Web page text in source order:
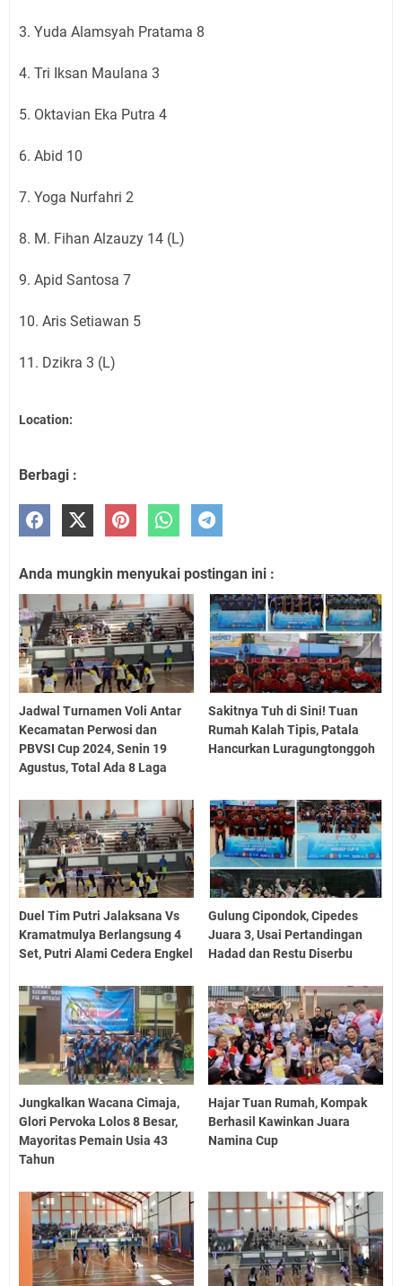
3. Yuda Alamsyah Pratama 8
4. Tri Iksan Maulana 3
5. Oktavian Eka Putra 4
6. Abid 10
7. Yoga Nurfahri 2
8. M. Fihan Alzauzy 14 (L)
9. Apid Santosa 7
10. Aris Setiawan 5
11. Dzikra 3 (L)
Location:
Berbagi :
Anda mungkin menyukai postingan ini :
Jadwal Turnamen Voli Antar
Kecamatan Perwosi dan
PBVSI Cup 2024, Senin 19
Agustus, Total Ada 8 Laga
Sakitnya Tuh di Sini! Tuan
Rumah Kalah Tipis, Patala
Hancurkan Luragungtonggoh
Duel Tim Putri Jalaksana Vs
Kramatmulya Berlangsung 4
Set, Putri Alami Cedera Engkel
Gulung Cipondok, Cipedes
Juara 3, Usai Pertandingan
Hadad dan Restu Diserbu
Jungkalkan Wacana Cimaja,
Glori Pervoka Lolos 8 Besar,
Mayoritas Pemain Usia 43
Tahun
Hajar Tuan Rumah, Kompak
Berhasil Kawinkan Juara
Namina Cup